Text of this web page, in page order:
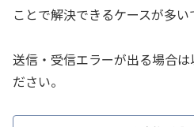
ことで解決できるケースが多い
送信・受信エラーが出る場合
ださい。